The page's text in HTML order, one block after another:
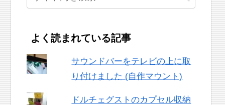
よく読まれている記事
サウンドバーをテレビの上に取
り付けました (自作マウント)
ドルチェグストのカプセル収納